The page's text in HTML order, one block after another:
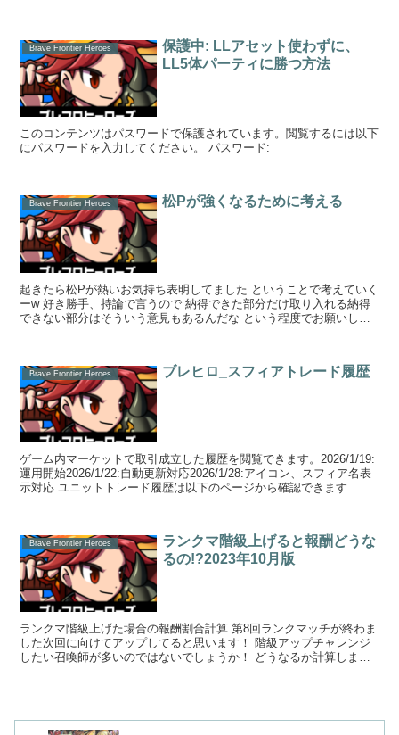
Brave Frontier Heroes
保護中: LLアセット使わずに、
LL5体パーティに勝つ方法
このコンテンツはパスワードで保護されています。閲覧するには以下
にパスワードを入力してください。 パスワード:
Brave Frontier Heroes 松Pが強くなるために考える
起きたら松Pが熱いお気持ち表明してました ということで考えていく
ーw 好き勝手、持論で言うので 納得できた部分だけ取り入れる納得
できない部分はそういう意見もあるんだな という程度でお願いしま
Brave Frontier Heroes ブレヒロ_スフィアトレード履歴
ゲーム内マーケットで取引成立した履歴を閲覧できます。2026/1/19:
運用開始2026/1/22:自動更新対応2026/1/28:アイコン、スフィア名表
Brave Frontier Heroes
ランクマ階級上げると報酬どうな
るの!?2023年10月版
ランクマ階級上げた場合の報酬割合計算 第8回ランクマッチが終わま
した次回に向けてアップしてると思います！ 階級アップチャレンジ
したい召喚師が多いのではないでしょうか！ どうなるか計算しまし